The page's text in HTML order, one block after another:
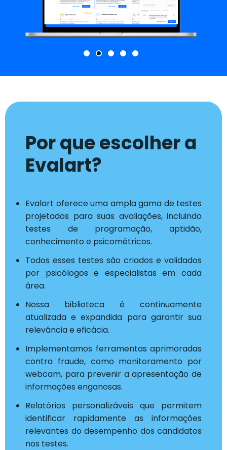
Por que escolher a
Evalart?
Evalart oferece uma ampla gama de testes
projetados para suas avaliações, incluindo
testes de programação, aptidão,
conhecimento e psicométricos.
Todos esses testes são criados e validados
por psicólogos e especialistas em cada
área.
Nossa biblioteca é continuamente
atualizada e expandida para garantir sua
relevância e eficácia.
Implementamos ferramentas aprimoradas
contra fraude, como monitoramento por
webcam, para prevenir a apresentação de
informações enganosas.
Relatórios personalizáveis que permitem
identificar rapidamente as informações
relevantes do desempenho dos candidatos
nos testes.